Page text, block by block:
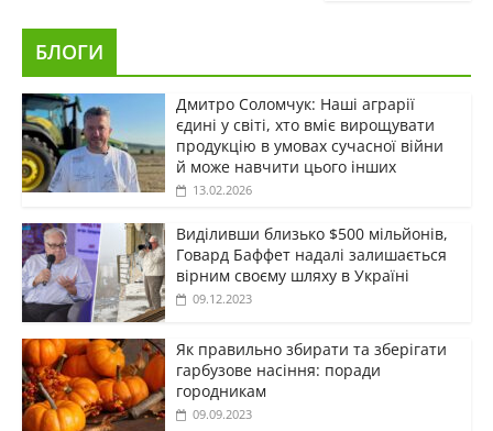
БЛОГИ
Дмитро Соломчук: Наші аграрії
єдині у світі, хто вміє вирощувати
продукцію в умовах сучасної війни
й може навчити цього інших
13.02.2026
Виділивши близько $500 мільйонів,
Говард Баффет надалі залишається
вірним своєму шляху в Україні
09.12.2023
Як правильно збирати та зберігати
гарбузове насіння: поради
городникам
09.09.2023